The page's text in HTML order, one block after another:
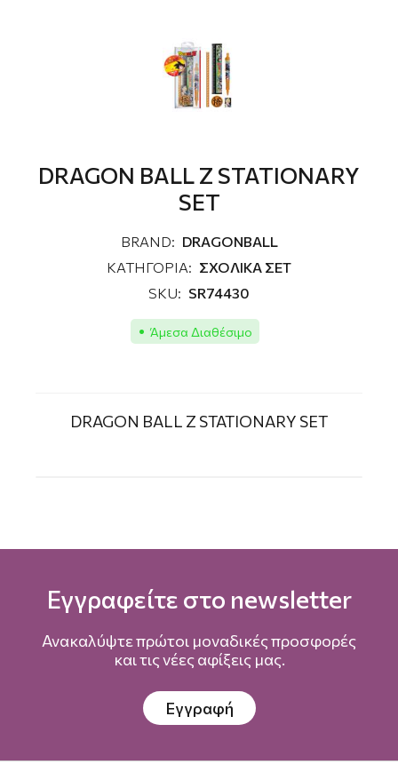
DRAGON BALL Z STATIONARY
SET
BRAND: DRAGONBALL
ΚΑΤΗΓΟΡΙΑ: ΣΧΟΛΙΚΑ ΣΕΤ
SKU: SR74430
Άμεσα Διαθέσιμο
DRAGON BALL Z STATIONARY SET
Εγγραφείτε στο newsletter
Ανακαλύψτε πρώτοι μοναδικές προσφορές
και τις νέες αφίξεις μας.
Εγγραφή